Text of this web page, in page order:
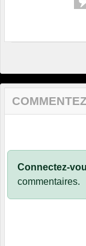
Connectez-
commentaires.